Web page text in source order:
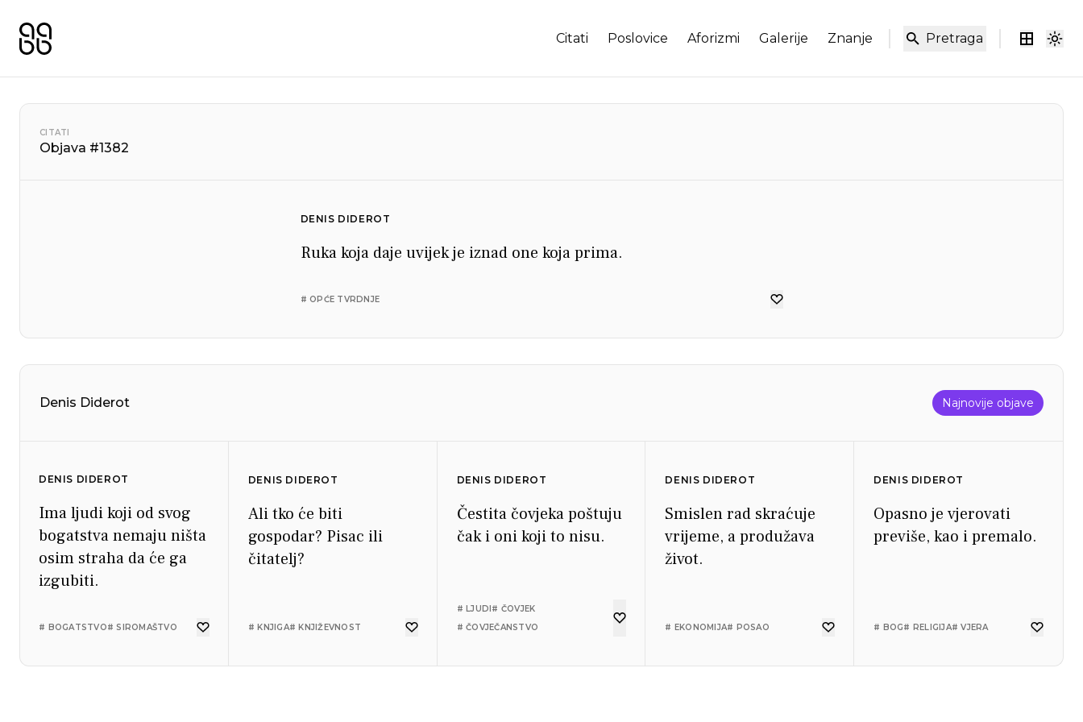
Pretraga
Citati Poslovice Aforizmi Galerije Znanje
CITATI
Objava #1382
DENIS DIDEROT
Ruka koja daje uvijek je iznad one koja prima.
# OPĆE TVRDNJE
Denis Diderot Najnovije objave
DENIS DIDEROT
Ima ljudi koji od svog
bogatstva nemaju ništa
osim straha da će ga
izgubiti.
# BOGATSTVO# SIROMAŠTVO
DENIS DIDEROT
Ali tko će biti
gospodar? Pisac ili
čitatelj?
# KNJIGA# KNJIŽEVNOST
DENIS DIDEROT
Čestita čovjeka poštuju
čak i oni koji to nisu.
# LJUDI# ČOVJEK
# ČOVJEČANSTVO
DENIS DIDEROT
Smislen rad skraćuje
vrijeme, a produžava
život.
# EKONOMIJA# POSAO
DENIS DIDEROT
Opasno je vjerovati
previše, kao i premalo.
# BOG# RELIGIJA# VJERA